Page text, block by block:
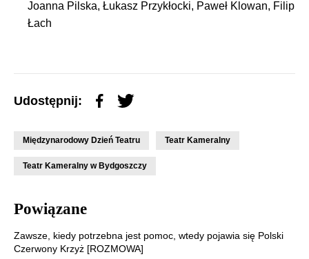
Joanna Pilska, Łukasz Przykłocki, Paweł Klowan, Filip
Łach
Udostępnij:
Międzynarodowy Dzień Teatru Teatr Kameralny
Teatr Kameralny w Bydgoszczy
Powiązane
Zawsze, kiedy potrzebna jest pomoc, wtedy pojawia się Polski
Czerwony Krzyż [ROZMOWA]